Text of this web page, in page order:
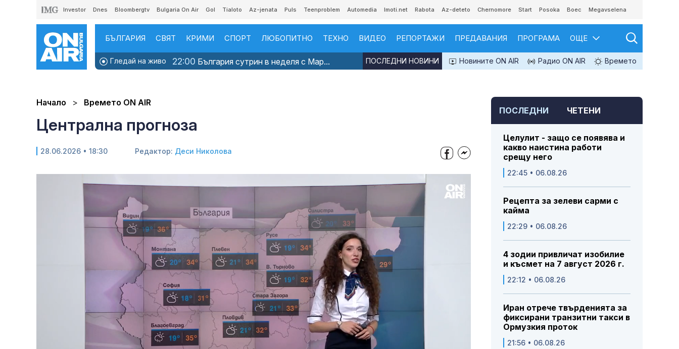
Investor Dnes Bloombergtv Bulgaria On Air Gol Tialoto Az-jenata Puls Teenproblem Automedia Imoti.net Rabota Az-deteto Chernomore Start Posoka Boec Megavselena
БЪЛГАРИЯ СВЯТ КРИМИ СПОРТ ЛЮБОПИТНО ТЕХНО ВИДЕО РЕПОРТАЖИ ПРЕДАВАНИЯ ПРОГРАМА ОЩЕ
Гледай на живо 22:00 България сутрин в неделя с Мар... Новините ON AIR Радио ON AIR Времето
ПОСЛЕДНИ НОВИНИ
Начало Времето ON AIR
Централна прогноза
28.06.2026 • 18:30 Редактор: Деси Николова
ПОСЛЕДНИ ЧЕТЕНИ
Целулит - защо се появява и
какво наистина работи
срещу него
22:45 • 06.08.26
Рецепта за зелеви сарми с
кайма
22:29 • 06.08.26
4 зодии привличат изобилие
и късмет на 7 август 2026 г.
22:12 • 06.08.26
Иран отрече твърденията за
фиксирани транзитни такси в
Ормузкия проток
21:56 • 06.08.26